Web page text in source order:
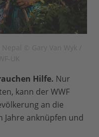
Hilfe. Nur
kann der WWF
an die
anknüpfen und